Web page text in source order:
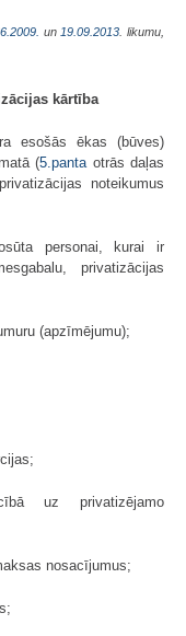
un 19.09.2013 . likumu,
kārtība
esošās ēkas (būves)
(5.pantaotrās daļas
noteikumus
personai, kurai ir
privatizācijas
(apzīmējumu);
uz privatizējamo
nosacījumus;